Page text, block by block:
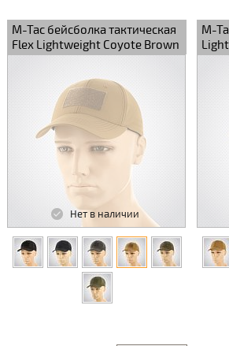
M-Tac бейсболка тактическая
Flex Lightweight Coyote Brown
Нет в наличии
M-